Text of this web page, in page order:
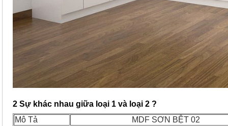
2 Sự khác nhau giữa loại 1 và loại 2 ?
Mô Tả
MDF SƠN BỆT 02